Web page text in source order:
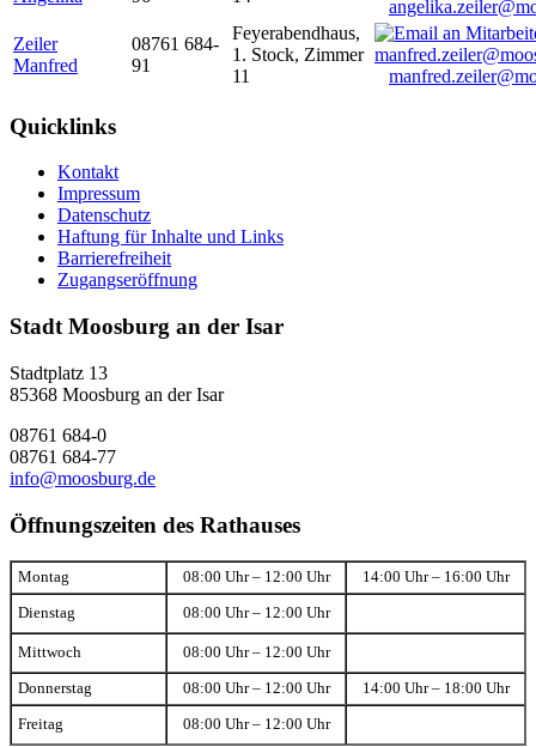
Zeiler
Manfred
08761 684-
91
Feyerabendhaus,
1. Stock, Zimmer
11
Quicklinks
Kontakt
Impressum
Datenschutz
Haftung für Inhalte und Links
Barrierefreiheit
Zugangseröffnung
Stadt Moosburg an der Isar
Stadtplatz 13
85368 Moosburg an der Isar
08761 684-0
08761 684-77
info@moosburg.de
Öffnungszeiten des Rathauses
Montag 08:00 Uhr – 12:00 Uhr 14:00 Uhr – 16:00 Uhr
Dienstag 08:00 Uhr – 12:00 Uhr
Mittwoch 08:00 Uhr – 12:00 Uhr
Donnerstag 08:00 Uhr – 12:00 Uhr 14:00 Uhr – 18:00 Uhr
Freitag 08:00 Uhr – 12:00 Uhr